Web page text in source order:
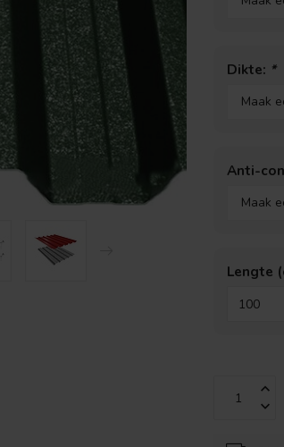
Dikte: *
Anti-
Lengte